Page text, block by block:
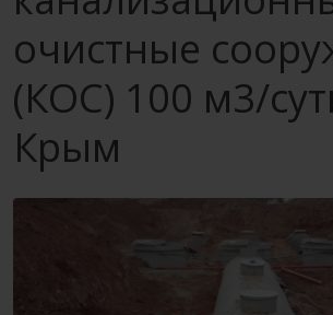
очистные
(КОС) 100 м3/
Крым